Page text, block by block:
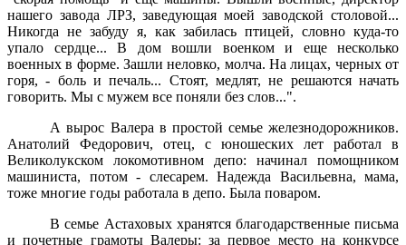
нашего завода ЛРЗ, заведующая моей заводской столовой...
Никогда не забуду я, как забилась птицей, словно куда-то
упало сердце... В дом вошли военком и еще несколько
военных в форме. Зашли неловко, молча. На лицах, черных от
горя, - боль и печаль... Стоят, медлят, не решаются начать
говорить. Мы с мужем все поняли без слов...".
А вырос Валера в простой семье железнодорожников.
Анатолий Федорович, отец, с юношеских лет работал в
Великолукском локомотивном депо: начинал помощником
машиниста, потом - слесарем. Надежда Васильевна, мама,
тоже многие годы работала в депо. Была поваром.
В семье Астаховых хранятся благодарственные письма
и почетные грамоты Валеры: за первое место на конкурсе